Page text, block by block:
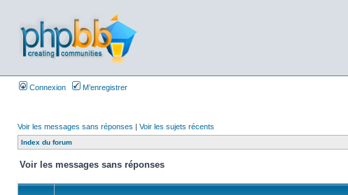
Connexion M’enregistrer
Voir les messages sans réponses | Voir les sujets récents
Index du forum
Voir les messages sans réponses